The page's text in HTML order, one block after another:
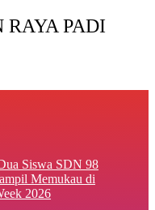
RAYA PADI